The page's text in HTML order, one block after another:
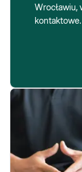
Wrocławiu,
kontaktowe.